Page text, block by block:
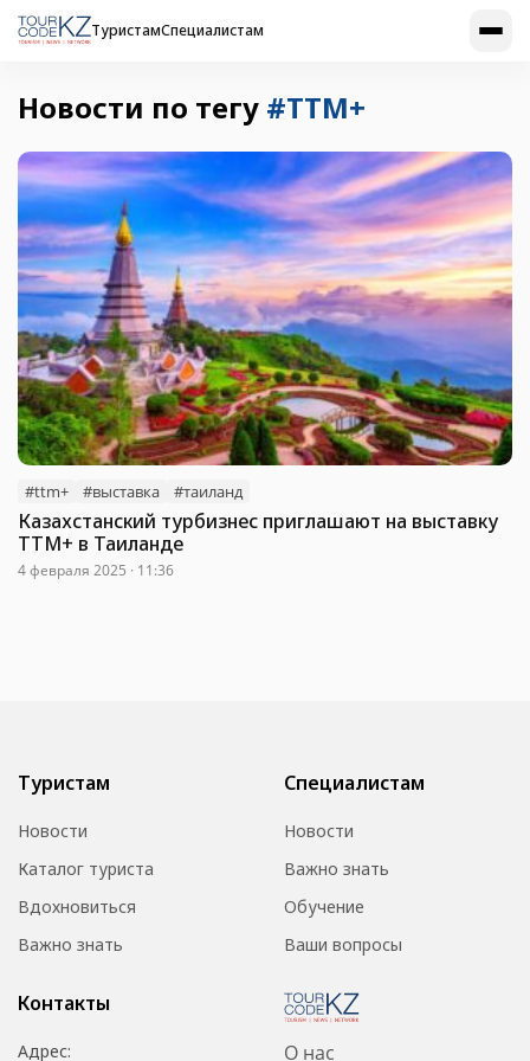
ТуристамСпециалистам
Новости по тегу #TTM+
#ttm+ #выставка #таиланд
Казахстанский турбизнес приглашают на выставку
ТТМ+ в Таиланде
4 февраля 2025 · 11:36
Туристам
Новости
Каталог туриста
Вдохновиться
Важно знать
Специалистам
Новости
Важно знать
Обучение
Ваши вопросы
Контакты
Адрес:
О нас